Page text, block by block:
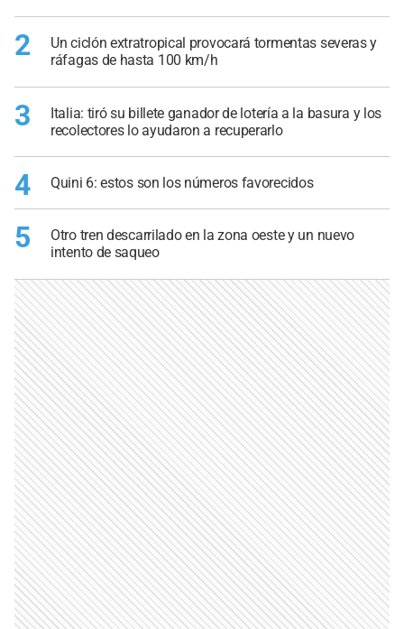
2
Un ciclón extratropical provocará tormentas severas y
ráfagas de hasta 100 km/h
3
Italia: tiró su billete ganador de lotería a la basura y los
recolectores lo ayudaron a recuperarlo
4 Quini 6: estos son los números favorecidos
5
Otro tren descarrilado en la zona oeste y un nuevo
intento de saqueo